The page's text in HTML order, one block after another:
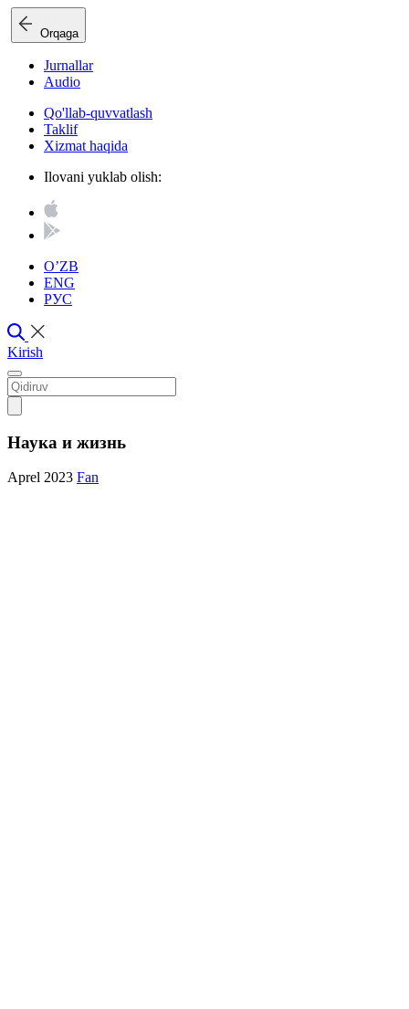
Orqaga
Jurnallar
Audio
Qo'llab-quvvatlash
Taklif
Xizmat haqida
Ilovani yuklab olish:
O’ZB
ENG
РУС
Kirish
Наука и жизнь
Aprel 2023 Fan